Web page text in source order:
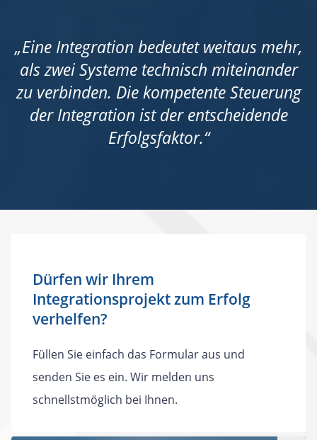
„Eine Integration bedeutet weitaus mehr,
als zwei Systeme technisch miteinander
zu verbinden. Die kompetente Steuerung
der Integration ist der entscheidende
Erfolgsfaktor.“
Dürfen wir Ihrem
Integrationsprojekt zum Erfolg
verhelfen?
Füllen Sie einfach das Formular aus und
senden Sie es ein. Wir melden uns
schnellstmöglich bei Ihnen.